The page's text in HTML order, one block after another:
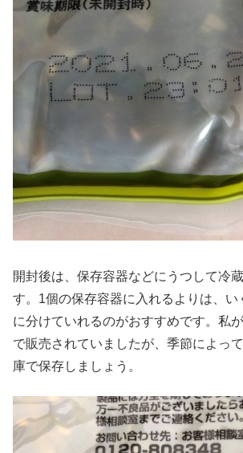
開封後は、保存容器などにうつして冷
す。1個の保存容器に入れるよりは、い
に分けていれるのがおすすめです。私
で販売されていましたが、季節によっ
庫で保存しましょう。